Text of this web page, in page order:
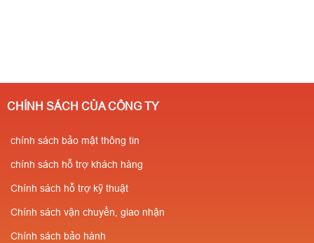
CHÍNH SÁCH CỦA CÔNG TY
chính sách bảo mật thông tin
chính sách hỗ trợ khách hàng
Chính sách hỗ trợ kỹ thuật
Chính sách vận chuyển, giao nhận
Chính sách bảo hành